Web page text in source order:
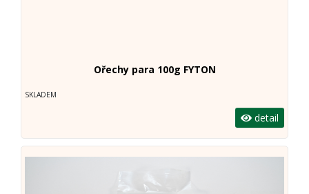
Ořechy para 100g FYTON
SKLADEM
detail